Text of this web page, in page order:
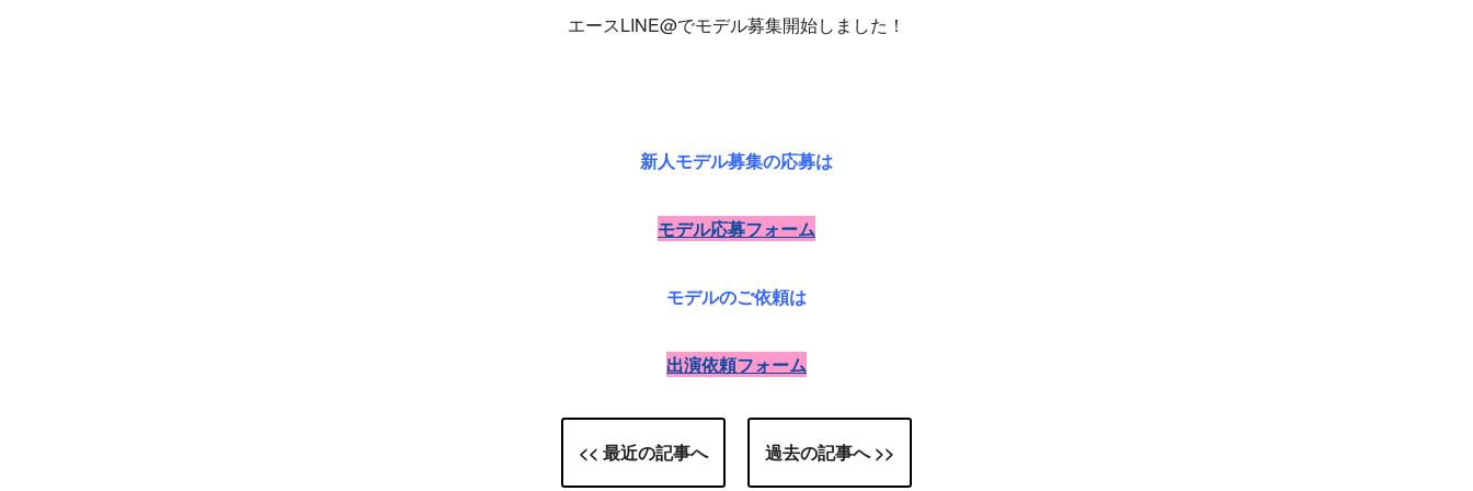
エースLINE@でモデル募集開始しました！
新人モデル募集の応募は
モデル応募フォーム
モデルのご依頼は
出演依頼フォーム
<< 最近の記事へ 過去の記事へ >>